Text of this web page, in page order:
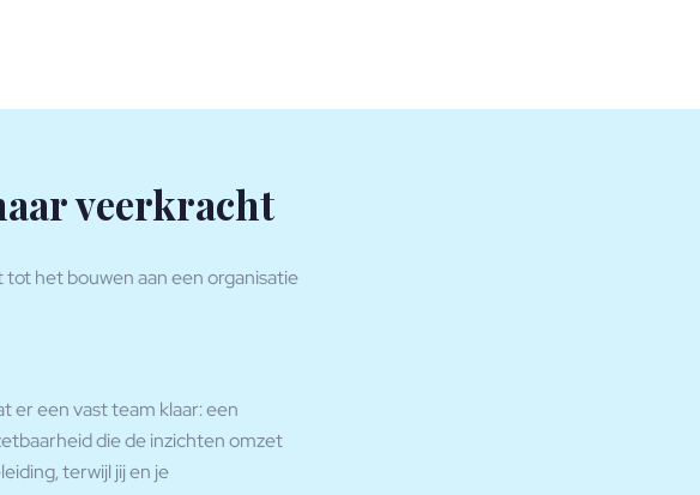
veerkracht
tot het bouwen aan een organisatie
er een vast team klaar: een
die de inzichten omzet
terwijl jij en je